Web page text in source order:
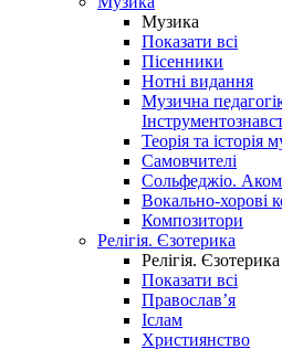
Музика
Показати всі
Пісенники
Нотні видання
Музична
Теорія та історія
Самовчителі
Сольфеджіо.
Вокально-хорові
Композитори
Релігія. Єзотерика
Релігія. Єзотерика
Показати всі
Православ’я
Іслам
Християнство